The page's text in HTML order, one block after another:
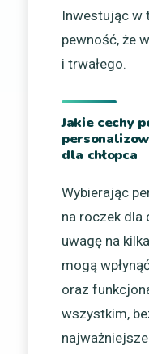
Inwestując w
pewność, że
i trwałego.
Jakie cechy
dla chłopca
Wybierając
na roczek dla
uwagę na
mogą
oraz
wszystkim,